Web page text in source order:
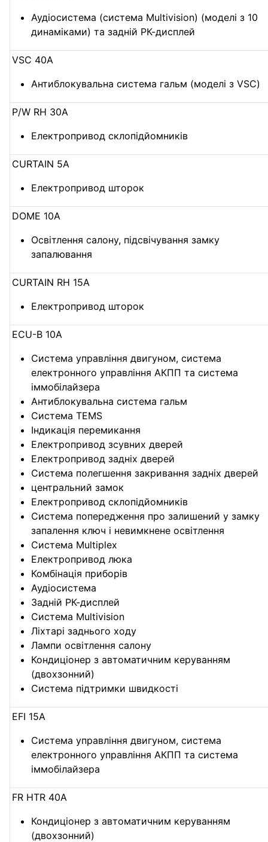
Аудіосистема (система Multivision) (моделі з 10
динаміками) та задній РК-дисплей
VSC 40А
Антиблокувальна система гальм (моделі з VSC)
P/W RH 30А
Електропривод склопідйомників
CURTAIN 5А
Електропривод шторок
DOME 10A
Освітлення салону, підсвічування замку
запалювання
CURTAIN RH 15А
Електропривод шторок
ECU-B 10А
Система управління двигуном, система
електронного управління АКПП та система
іммобілайзера
Антиблокувальна система гальм
Система TEMS
Індикація перемикання
Електропривод зсувних дверей
Електропривод задніх дверей
Система полегшення закривання задніх дверей
центральний замок
Електропривод склопідйомників
Система попередження про залишений у замку
запалення ключ і невимкнене освітлення
Система Multiplex
Електропривод люка
Комбінація приборів
Аудіосистема
Задній РК-дисплей
Система Multivision
Ліхтарі заднього ходу
Лампи освітлення салону
Кондиціонер з автоматичним керуванням
(двохзонний)
Система підтримки швидкості
EFI 15А
Система управління двигуном, система
електронного управління АКПП та система
іммобілайзера
FR HTR 40А
Кондиціонер з автоматичним керуванням
(двохзонний)